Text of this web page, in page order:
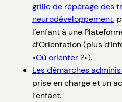
grille de répérage des
neurodéveloppement,
l’enfant à une
d’Orientation (plus
«Où orienter ?»).
Les démarches
prise en charge et un
l’enfant.